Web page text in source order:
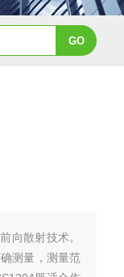
传感器
向散射技术。
测量，测量范